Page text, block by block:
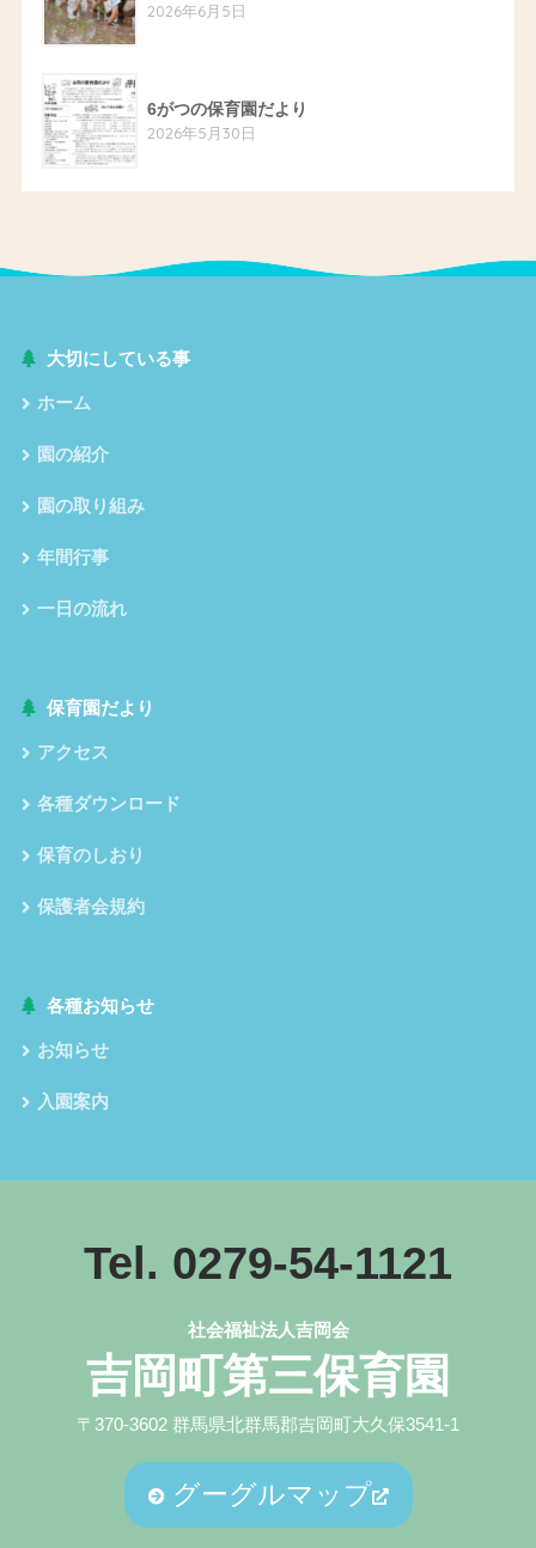
2026年6月5日
6がつの保育園だより
2026年5月30日
大切にしている事
ホーム
園の紹介
園の取り組み
年間行事
一日の流れ
保育園だより
アクセス
各種ダウンロード
保育のしおり
保護者会規約
各種お知らせ
お知らせ
入園案内
Tel. 0279-54-1121
社会福祉法人吉岡会
吉岡町第三保育園
〒370-3602 群馬県北群馬郡吉岡町大久保3541-1
グーグルマップ